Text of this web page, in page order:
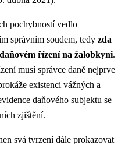
pochybností vedlo
správním soudem, tedy zda
řízení na žalobkyni.
musí správce daně nejprve
existenci vážných a
daňového subjektu se
zjištění.
svá tvrzení dále prokazovat